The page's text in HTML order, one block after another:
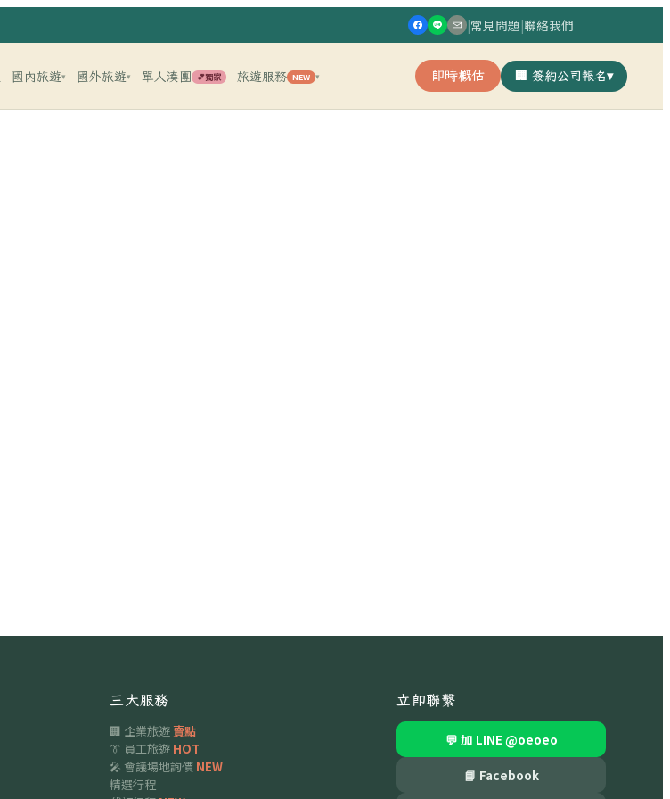
|常見問題|聯絡我們
國內旅遊▾ 國外旅遊▾ 單人湊團 💕獨家 旅遊服務 NEW ▾ 即時概估 🏢 簽約公司報名▾
三大服務
🏢 企業旅遊賣點
👔 員工旅遊 HOT
🎤 會議場地詢價 NEW
精選行程
立即聯繫
💬 加 LINE @oeoeo
📘 Facebook